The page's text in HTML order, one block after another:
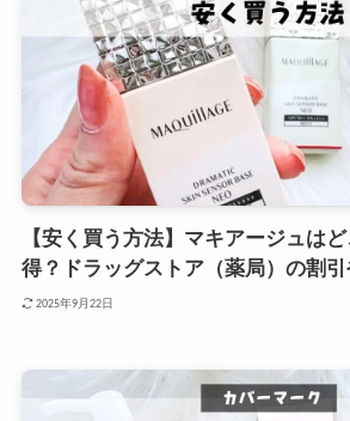
【安く買う方法】マキアージュは
得？ドラッグストア（薬局）の割
2025年9月22日